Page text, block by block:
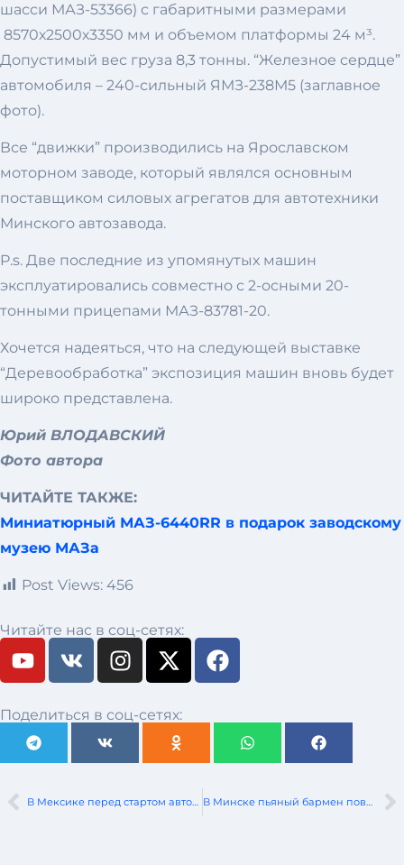
шасси МАЗ-53366) с габаритными размерами
8570х2500х3350 мм и объемом платформы 24 м³.
Допустимый вес груза 8,3 тонны. “Железное сердце”
автомобиля – 240-сильный ЯМЗ-238М5 (заглавное
фото).
Все “движки” производились на Ярославском
моторном заводе, который являлся основным
поставщиком силовых агрегатов для автотехники
Минского автозавода.
P.s. Две последние из упомянутых машин
эксплуатировались совместно с 2-осными 20-
тонными прицепами МАЗ-83781-20.
Хочется надеяться, что на следующей выставке
“Деревообработка” экспозиция машин вновь будет
широко представлена.
Юрий ВЛОДАВСКИЙ
Фото автора
ЧИТАЙТЕ ТАКЖЕ:
Миниатюрный МАЗ-6440RR в подарок заводскому
музею МАЗа
Post Views: 456
Читайте нас в соц-сетях:
Поделиться в соц-сетях: